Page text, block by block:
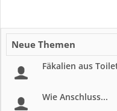
Neue Themen
Fäkalien aus
Wie Anschluss...